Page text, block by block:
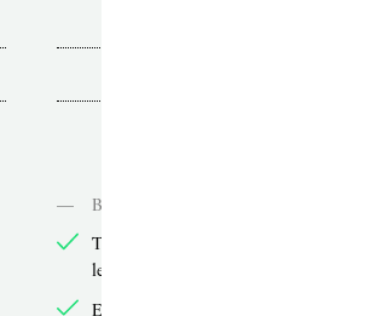
—
Bücher online lesen
TdZ-Artikel seit 2013 online
lesen
Exklusive Online-Artikel lesen